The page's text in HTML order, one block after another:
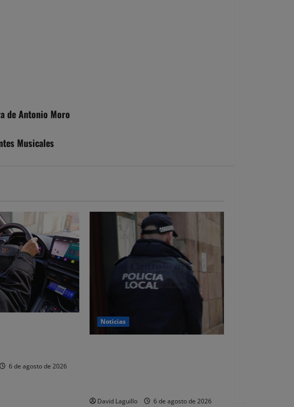
de Antonio Moro
Musicales
6 de agosto de 2026
Noticias
David Laguillo 6 de agosto de 2026